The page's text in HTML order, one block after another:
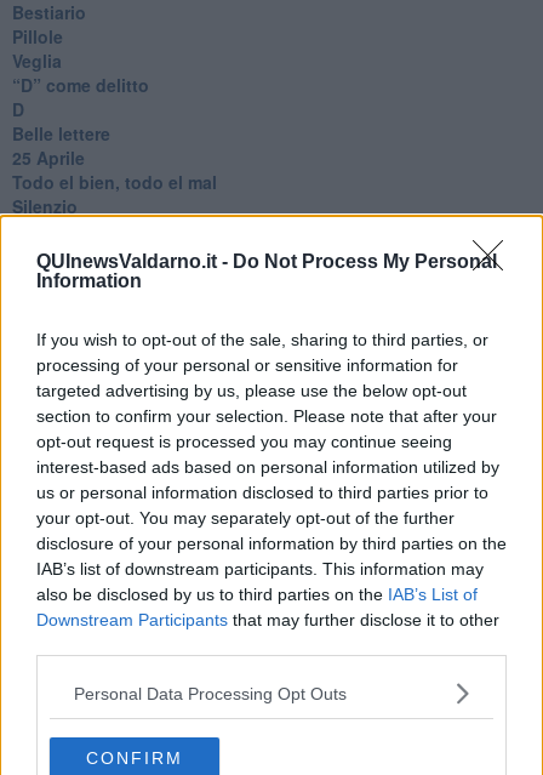
QUInewsValdarno.it - Do Not Process My Personal
Information
If you wish to opt-out of the sale, sharing to third parties, or
processing of your personal or sensitive information for
targeted advertising by us, please use the below opt-out
section to confirm your selection. Please note that after your
opt-out request is processed you may continue seeing
interest-based ads based on personal information utilized by
us or personal information disclosed to third parties prior to
your opt-out. You may separately opt-out of the further
disclosure of your personal information by third parties on the
IAB’s list of downstream participants. This information may
also be disclosed by us to third parties on the IAB’s List of
Downstream Participants that may further disclose it to other
Personal Data Processing Opt Outs
CONFIRM
Bestiario
Pillole
Veglia
​“D” come delitto
D
Belle lettere
25 Aprile
Todo el bien, todo el mal
Silenzio
​L’Australiana
Le stelle del jazz
Moro
Passanti
Continuando, la nonna e il carretto
Metaverso smart
Fiamme
Anzi
Confessioni autoreferenziali
Utopie
Estate
Il lago
Il diluvio
La classe
Insomnia
Il guardiano
Lo sgombero
Erodoto e Tucidide